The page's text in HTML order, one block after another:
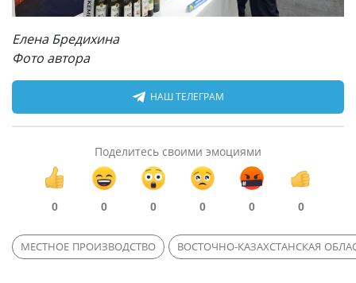
Елена Бредихина
Фото автора
НАШ ТЕЛЕГРАМ
Поделитесь своими эмоциями
0 0 0 0 0 0
МЕСТНОЕ ПРОИЗВОДСТВО ВОСТОЧНО-КАЗАХСТАНСКАЯ